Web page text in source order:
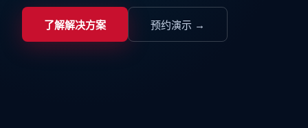
了解解决方案 预约演示 →